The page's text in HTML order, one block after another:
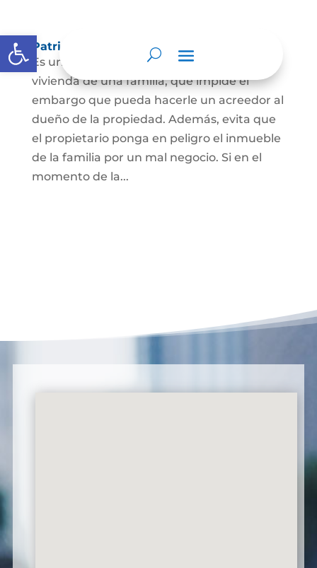
Abrir barra de herramientas
Patrimonio de familia inembargable
Es una clase especial de protección de la
vivienda de una familia, que impide el
embargo que pueda hacerle un acreedor al
dueño de la propiedad. Además, evita que
el propietario ponga en peligro el inmueble
de la familia por un mal negocio. Si en el
momento de la...